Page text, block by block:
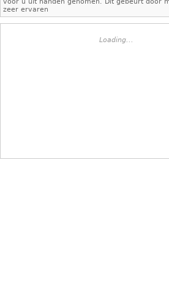
zeer ervaren
Loading...